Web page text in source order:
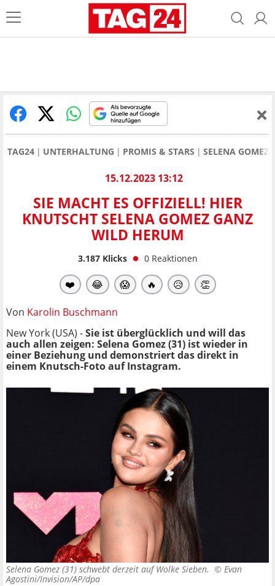
TAG24 UNTERHALTUNG PROMIS & STARS SELENA GOMEZ
15.12.2023 13:12
SIE MACHT ES OFFIZIELL! HIER
KNUTSCHT SELENA GOMEZ GANZ
WILD HERUM
3.187Klicks 0 Reaktionen
❤️ 😂 😱 🔥 😥 👏
Von Karolin Buschmann
New York (USA) -Sie ist überglücklich und will das
auch allen zeigen: Selena Gomez (31) ist wieder in
einer Beziehung und demonstriert das direkt in
einem Knutsch-Foto auf Instagram.
Selena Gomez (31) schwebt derzeit auf Wolke Sieben. © Evan
Agostini/Invision/AP/dpa